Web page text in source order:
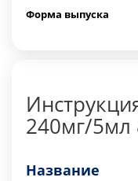
Форма выпуска
240мг/5мл
Название